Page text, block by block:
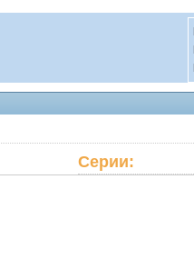
Серии: